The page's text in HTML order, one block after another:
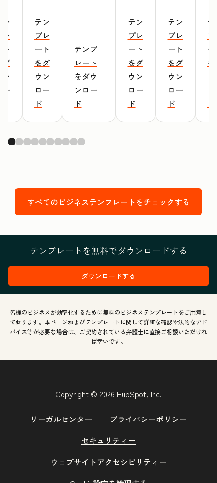
ダ
ー
テン
プレ
ート
をダ
ウン
ロー
ド
テンプ
レート
をダウ
ンロー
ド
テン
プレ
ート
をダ
ウン
ロー
ド
テン
プレ
ート
をダ
ウン
ロー
ド
すべてのビジネステンプレートをチェックする
テンプレートを無料でダウンロードする
ダウンロードする
皆様のビジネスが効率化するために無料のビジネステンプレートをご用意し
ております。本ページおよびテンプレートに関して詳細な確認や法的なアド
バイス等が必要な場合は、ご契約されている弁護士に直接ご相談いただけれ
ば幸いです。
Copyright © 2026 HubSpot, Inc.
リーガルセンター
プライバシーポリシー
セキュリティー
ウェブサイトアクセシビリティー